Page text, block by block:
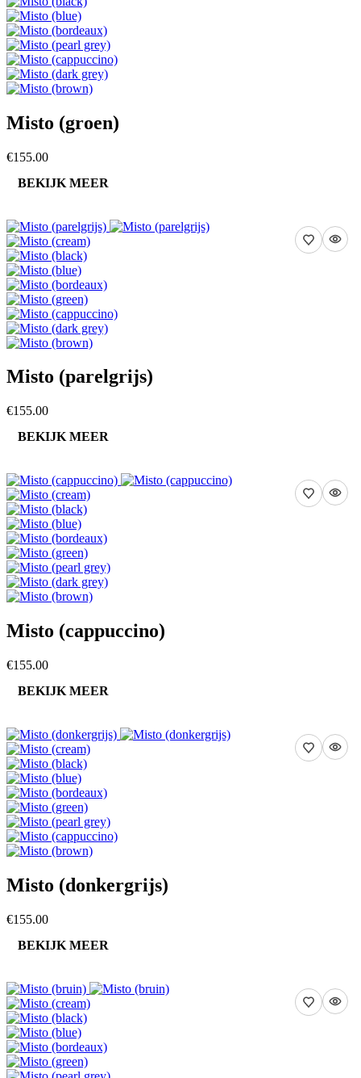
Misto (groen)
€155.00
BEKIJK MEER
Misto (parelgrijs)
€155.00
BEKIJK MEER
Misto (cappuccino)
€155.00
BEKIJK MEER
Misto (donkergrijs)
€155.00
BEKIJK MEER